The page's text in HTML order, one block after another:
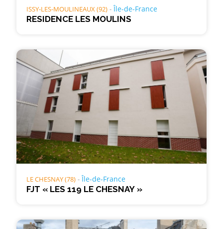
ISSY-LES-MOULINEAUX (92) Île-de-France
RESIDENCE LES MOULINS
LE CHESNAY (78) Île-de-France
FJT « LES 119 LE CHESNAY »